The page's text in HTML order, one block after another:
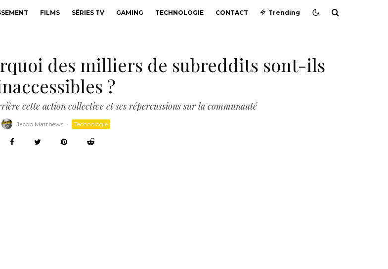
FILMS SÉRIES TV GAMING TECHNOLOGIE CONTACT Trending
des milliers de subreddits sont-ils
?
cette action collective et ses répercussions sur la communauté
Jacob Matthews · Technologie